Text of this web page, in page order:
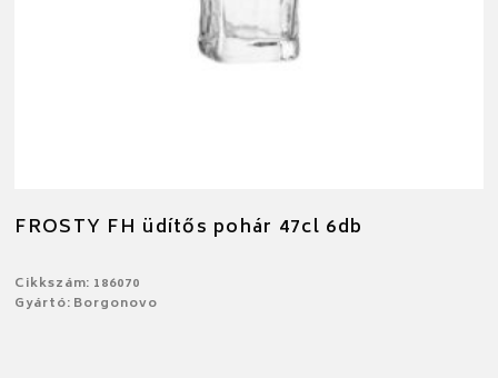
FROSTY FH üdítős pohár 47cl 6db
Cikkszám: 186070
Gyártó: Borgonovo